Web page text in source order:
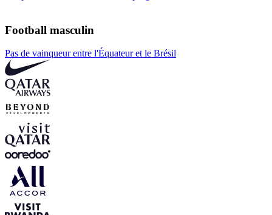
Football masculin
Pas de vainqueur entre l'Équateur et le Brésil